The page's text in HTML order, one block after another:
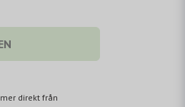
direkt från